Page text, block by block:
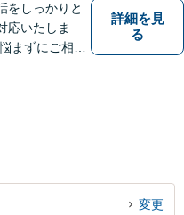
をしっかりと
応いたしま
まずにご相談
詳細を見
る
変更